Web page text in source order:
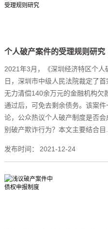
个人破产案件的受理规则研究
2021年3月，《深圳经济特区个
日，深圳市中级人民法院裁定了
无力清偿140余万元的金融机构欠
通过后，可免去剩余债务。该案
论，公众热议个人破产制度是否
别破产欺诈行为？本文主要结合目...
发布时间： 2021-12-24